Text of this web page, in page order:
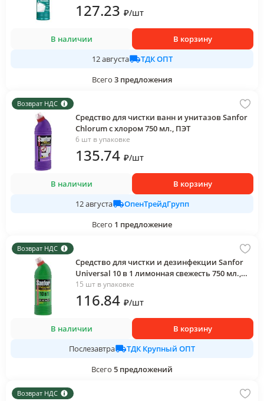
127.23 ₽/шт
В наличии
В корзину
12 августа
ТДК ОПТ
Всего 3 предложения
Возврат НДС
Средство для чистки ванн и унитазов Sanfor
Chlorum с хлором 750 мл., ПЭТ
6 шт в упаковке
135.74 ₽/шт
В наличии
В корзину
12 августа
ОпенТрейдГрупп
Всего 1 предложение
Возврат НДС
Средство для чистки и дезинфекции Sanfor
Universal 10 в 1 лимонная свежесть 750 мл.,
флакон
15 шт в упаковке
116.84 ₽/шт
В наличии
В корзину
Послезавтра
ТДК Крупный ОПТ
Всего 5 предложений
Возврат НДС